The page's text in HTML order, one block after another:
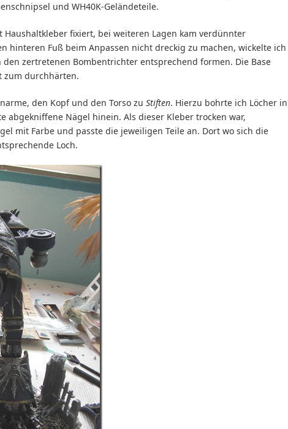
und WH40K-Geländeteile.
Haushaltkleber fixiert, bei weiteren Lagen kam verdünnter
hinteren Fuß beim Anpassen nicht dreckig zu machen, wickelte ich
zertretenen Bombentrichter entsprechend formen. Die Base
zum durchhärten.
den Kopf und den Torso zu Stiften. Hierzu bohrte ich Löcher in
abgekniffene Nägel hinein. Als dieser Kleber trocken war,
mit Farbe und passte die jeweiligen Teile an. Dort wo sich die
Loch.